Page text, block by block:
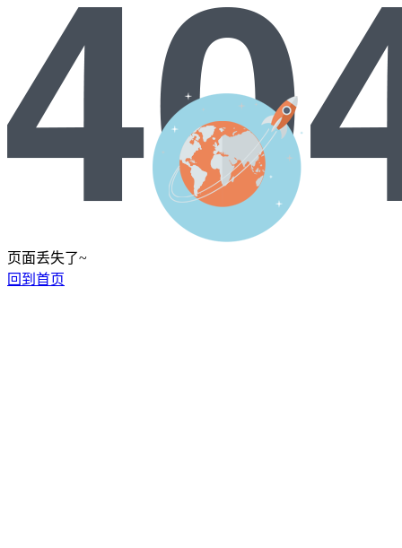
页面丢失了~
回到首页